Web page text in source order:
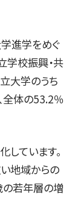
進学をめぐ
学校振興・共
大学のうち
全体の53.2％
ています。
地域からの
若年層の増